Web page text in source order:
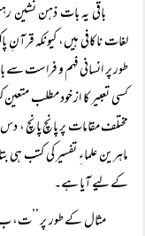
باقی یہ بات ذہن نشین
لغات ناکافی ہیں، کیونکہ
طور پر انسانی فہم و فراست سے
کسی تعبیر کا از خود مطلب
مختلف مقامات پر پانچ پانچ ،
ماہرین علماءِ تفسیر کی کتب
کے لیے آیا ہے۔
مثال کے طور پر ’’ت،